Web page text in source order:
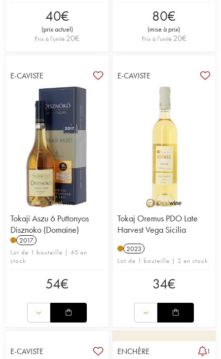
40€
(prix actuel)
Prix à l'unité 20€
80€
(mise à prix)
Prix à l'unité 20€
E-CAVISTE
Tokaji Aszu 6 Puttonyos
Disznoko (Domaine)
2017
Lot de 1 bouteille | 45 en
stock
54€
E-CAVISTE
Tokaj Oremus PDO Late
Harvest Vega Sicilia
2023
Lot de 1 bouteille | 2 en stock
34€
E-CAVISTE ENCHÈRE 1